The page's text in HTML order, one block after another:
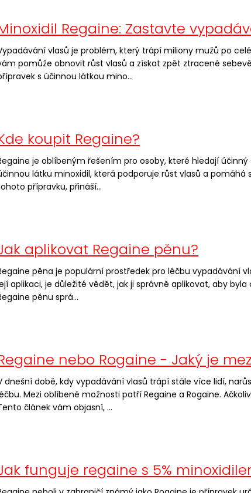
Regaine: Zastavte
vlasů je problém, který trápí miliony mužů po
pomůže obnovit růst vlasů a získat zpět ztracené
s účinnou látkou mino...
koupit Regaine?
je oblíbeným řešením pro osoby, které hledají
látku minoxidil, která podporuje růst vlasů a
přípravku, přináší...
aplikovat Regaine pěnu?
pěna je populární prostředek pro léčbu vypadávání
aplikaci, je důležité vědět, jak ji správně aplikovat, aby
pěnu sprá...
nebo Rogaine - Jaký je
dnešní době, kdy vypadávání vlasů trápí stále více lidí,
Mezi oblíbené možnosti patří Regaine a Rogaine.
článek vám objasní, ...
funguje regaine s 5%